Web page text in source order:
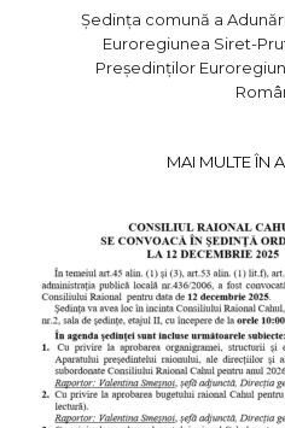
Ședința comună a
Euroregiunea Siret-
Președinților
MAI MULTE ÎN